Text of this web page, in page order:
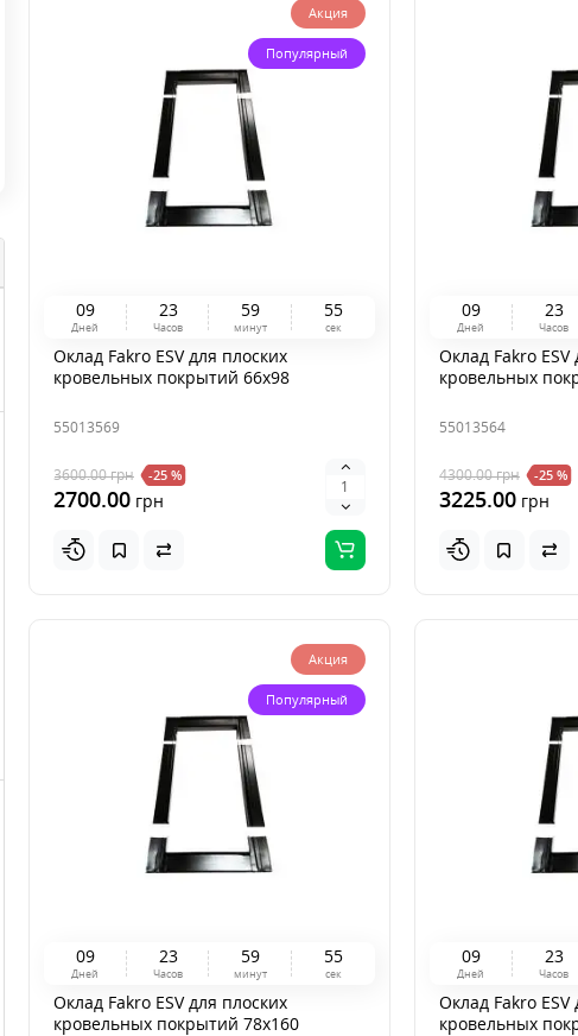
Акция
Популярный
09
Дней
23
Часов
59
минут
54
сек
Оклад Fakro ESV для плоских
кровельных покрытий 66x98
55013569
3600.00грн -25 %
2700.00 грн
09
Дней
23
Часов
Оклад Fakro ESV
кровельных
55013564
4300.00грн -25 %
3225.00грн
Акция
Популярный
09
Дней
23
Часов
59
минут
54
сек
Оклад Fakro ESV для плоских
кровельных покрытий 78x160
09
Дней
23
Часов
Оклад Fakro ESV
кровельных